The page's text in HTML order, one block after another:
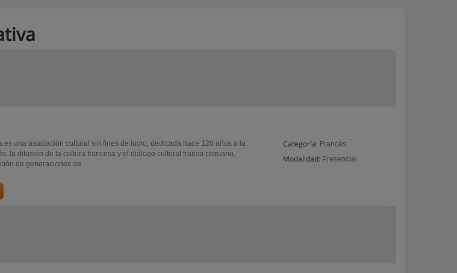
Categoría: Francés
Modalidad: Presencial
es una asociación cultural sin fines de lucro, dedicada hace 120 años a la
la difusión de la cultura francesa y el diálogo cultural franco-peruano,
de generaciones de...